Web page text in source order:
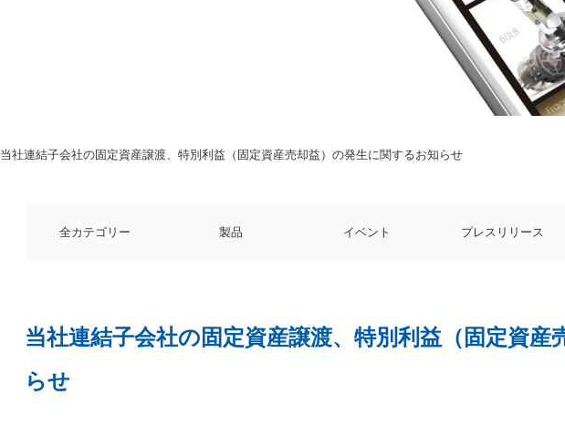
当社連結子会社の固定資産譲渡、特別利益（固定資産売却益）の発生に関するお知らせ
全カテゴリー 製品 イベント プレスリリース
当社連結子会社の固定資産譲渡、特別利益（固定資
らせ